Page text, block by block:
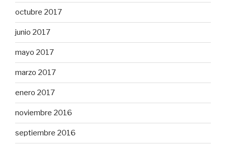
octubre 2017
junio 2017
mayo 2017
marzo 2017
enero 2017
noviembre 2016
septiembre 2016